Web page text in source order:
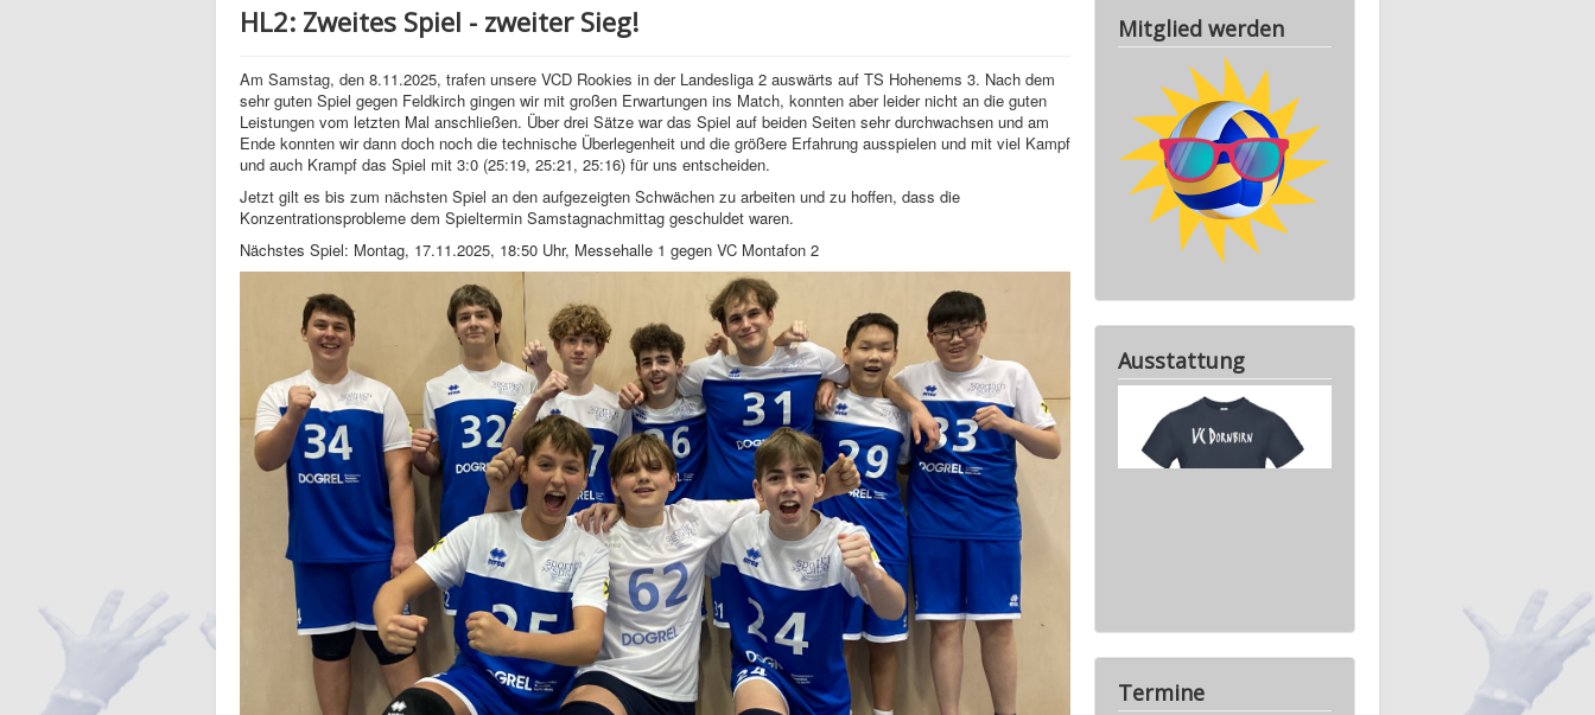
HL2: Zweites Spiel - zweiter Sieg!
Am Samstag, den 8.11.2025, trafen unsere VCD Rookies in der Landesliga 2 auswärts auf TS Hohenems 3. Nach dem
sehr guten Spiel gegen Feldkirch gingen wir mit großen Erwartungen ins Match, konnten aber leider nicht an die guten
Leistungen vom letzten Mal anschließen. Über drei Sätze war das Spiel auf beiden Seiten sehr durchwachsen und am
Ende konnten wir dann doch noch die technische Überlegenheit und die größere Erfahrung ausspielen und mit viel Kampf
und auch Krampf das Spiel mit 3:0 (25:19, 25:21, 25:16) für uns entscheiden.
Jetzt gilt es bis zum nächsten Spiel an den aufgezeigten Schwächen zu arbeiten und zu hoffen, dass die
Konzentrationsprobleme dem Spieltermin Samstagnachmittag geschuldet waren.
Nächstes Spiel: Montag, 17.11.2025, 18:50 Uhr, Messehalle 1 gegen VC Montafon 2
Mitglied werden
Ausstattung
Termine